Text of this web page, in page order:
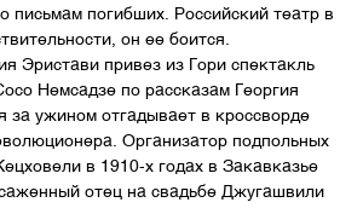
письмам погибших. Российский театр в
он ее боится.
Эристави привез из Гори спектакль
Немсадзе по рассказам Георгия
за ужином отгадывает в кроссворде
Организатор подпольных
в 1910-х годах в Закавказье
отец на свадьбе Джугашвили